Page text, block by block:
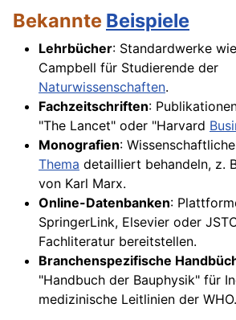
Bekannte Beispiele
Lehrbücher: Standardwerke
Campbell für Studierende der
Naturwissenschaften.
Fachzeitschriften:
"The Lancet" oder "Harvard
Monografien:
Thema detailliert behandeln, z.
von Karl Marx.
Online-Datenbanken:
SpringerLink, Elsevier oder
Fachliteratur bereitstellen.
Branchenspezifische
"Handbuch der Bauphysik" für
medizinische Leitlinien der WHO.